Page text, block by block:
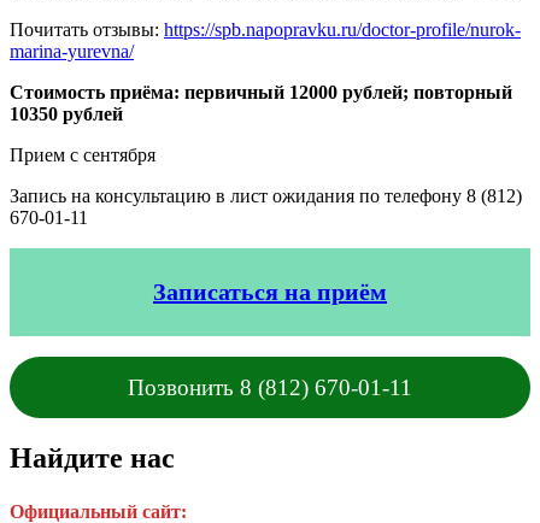
Почитать отзывы: https://spb.napopravku.ru/doctor-profile/nurok-
marina-yurevna/
Стоимость приёма: первичный 12000 рублей; повторный
10350 рублей
Прием с сентября
Запись на консультацию в лист ожидания по телефону 8 (812)
670-01-11
Записаться на приём
Позвонить 8 (812) 670-01-11
Найдите нас
Официальный сайт: